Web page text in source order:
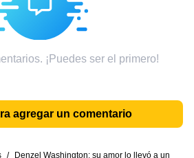
¡Puedes ser el primero!
agregar un comentario
/
Denzel Washington: su amor lo llevó a un